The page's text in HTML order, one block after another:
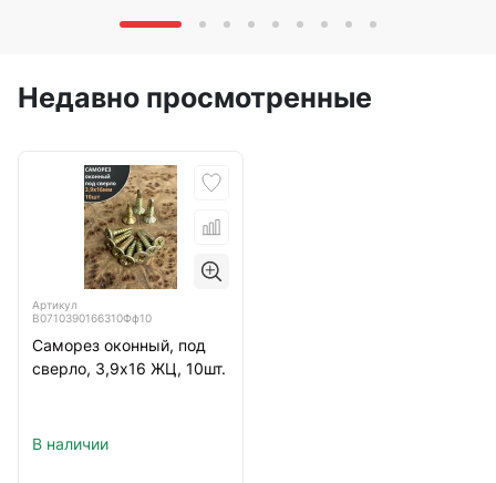
Недавно просмотренные
Артикул
B0710390166310Фф10
Саморез оконный, под
сверло, 3,9х16 ЖЦ, 10шт.
В наличии